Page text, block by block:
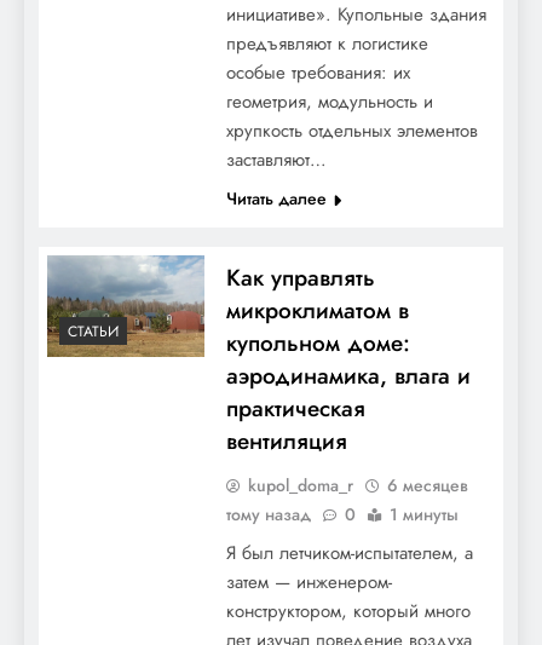
инициативе». Купольные здания
предъявляют к логистике
особые требования: их
геометрия, модульность и
хрупкость отдельных элементов
заставляют…
Читать далее
СТАТЬИ
Как управлять
микроклиматом в
купольном доме:
аэродинамика, влага и
практическая
вентиляция
kupol_doma_r
6 месяцев
тому назад
0 1 минуты
Я был летчиком-испытателем, а
затем — инженером-
конструктором, который много